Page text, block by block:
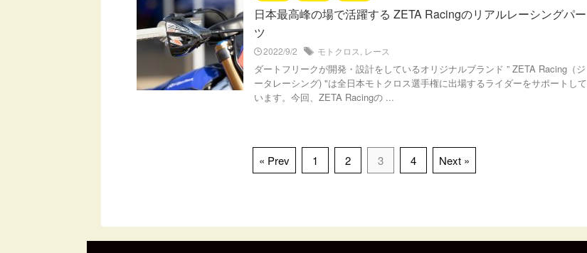
日本最高峰の場で活躍する ZETA Racingのリアルレーシングパー
ツ
2022/9/2 モトクロス レース
ダートフリークが開発・設計をしているオリジナルブランド ” ZETA Racing（ジ
ータレーシング) "は全日本モトクロス選手権に出場するライダーをサポートして
います。今回、ZETA Racingの ...
« Prev 1 2 3 4 Next »